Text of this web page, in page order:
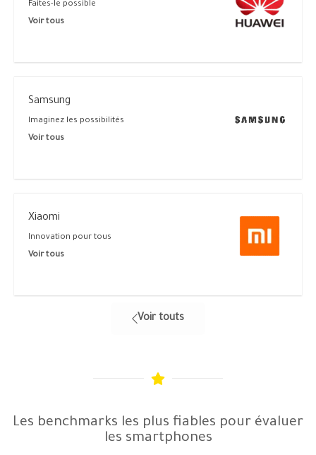
Faites-le possible
Voir tous
Samsung
Imaginez les possibilités
Voir tous
Xiaomi
Innovation pour tous
Voir tous
Voir touts
Les benchmarks les plus fiables pour évaluer
les smartphones